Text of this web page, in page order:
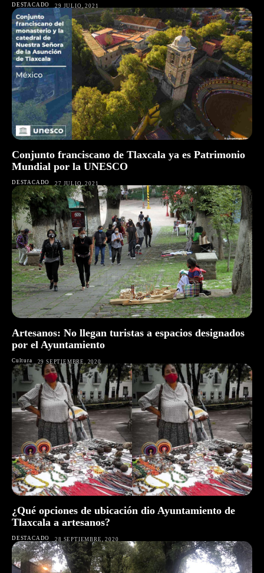
DESTACADO 29 JULIO, 2021
Conjunto franciscano de Tlaxcala ya es Patrimonio
Mundial por la UNESCO
DESTACADO 27 JULIO, 2021
Artesanos: No llegan turistas a espacios designados
por el Ayuntamiento
Cultura 29 SEPTIEMBRE, 2020
¿Qué opciones de ubicación dio Ayuntamiento de
Tlaxcala a artesanos?
DESTACADO 28 SEPTIEMBRE, 2020